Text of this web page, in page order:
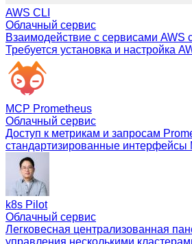
AWS CLI
Облачный сервис
Взаимодействие с сервисами
Требуется установка и настройка
MCP Prometheus
Облачный сервис
Доступ к метрикам и запросам
стандартизированные интерфейсы
k8s Pilot
Облачный сервис
Легковесная централизованная
управления несколькими